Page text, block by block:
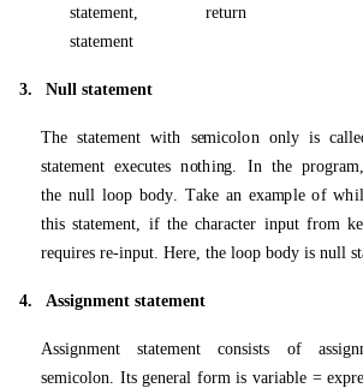
statement, return
statement
3. Null statement
The statement with semicolon only is calle
statement executes nothing In the program
the null loop body. Take an example of wh
this statement, if the character inputfrom
requires re-input. Here, the loop body is null st
4. Assignment statement
Assignment statement consists of assign
semicolon Itsgeneral form is variable = expr